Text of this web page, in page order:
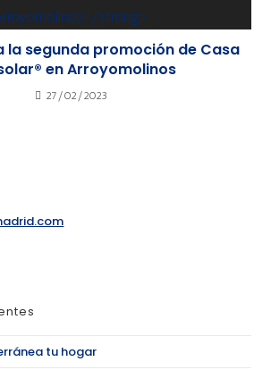
la segunda promoción de Casa
en Arroyomolinos
27/02/2023
tu hogar